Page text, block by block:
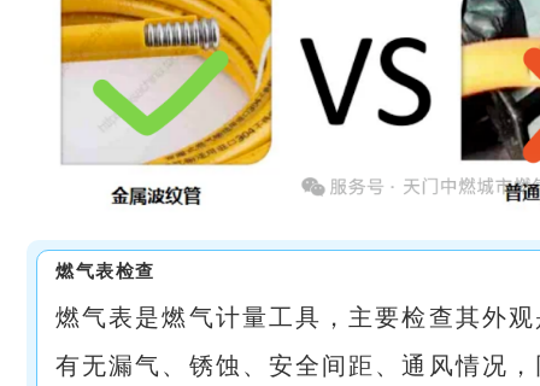
燃气表检查
燃气表是燃气计量工具，主要检查其外
有无漏气、锈蚀、安全间距、通风情况